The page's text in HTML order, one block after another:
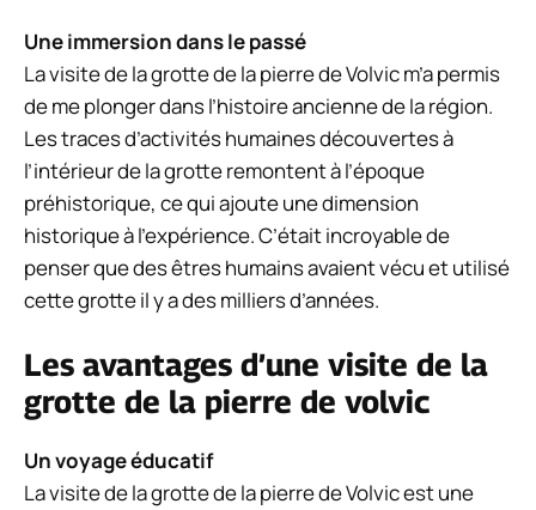
Une immersion dans le passé
La visite de la grotte de la pierre de Volvic m’a permis
de me plonger dans l’histoire ancienne de la région.
Les traces d’activités humaines découvertes à
l’intérieur de la grotte remontent à l’époque
préhistorique, ce qui ajoute une dimension
historique à l’expérience. C’était incroyable de
penser que des êtres humains avaient vécu et utilisé
cette grotte il y a des milliers d’années.
Les avantages d’une visite de la
grotte de la pierre de volvic
Un voyage éducatif
La visite de la grotte de la pierre de Volvic est une